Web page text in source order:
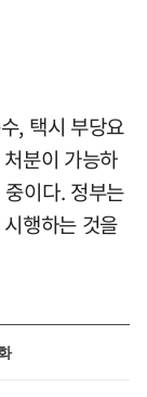
, 택시 부당요
분이 가능하
이다. 정부는
행하는 것을